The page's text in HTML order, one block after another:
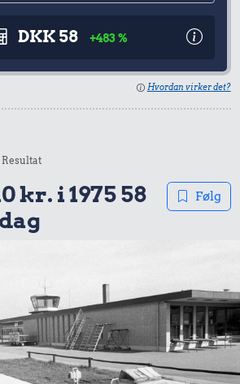
DKK 58 +483 %
Hvordan virker det?
Resultat
kr. i 1975 58
Følg